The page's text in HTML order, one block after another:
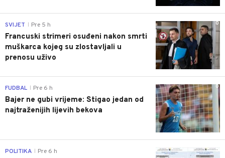
0
SVIJET Pre 5 h
Francuski strimeri osuđeni nakon smrti
muškarca kojeg su zlostavljali u
prenosu uživo
0
FUDBAL Pre 6 h
Bajer ne gubi vrijeme: Stigao jedan od
najtraženijih lijevih bekova
0
POLITIKA Pre 6 h